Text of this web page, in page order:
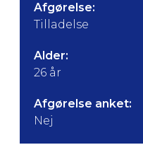
Afgørelse:
Tilladelse
Alder:
26 år
Afgørelse anket:
Nej